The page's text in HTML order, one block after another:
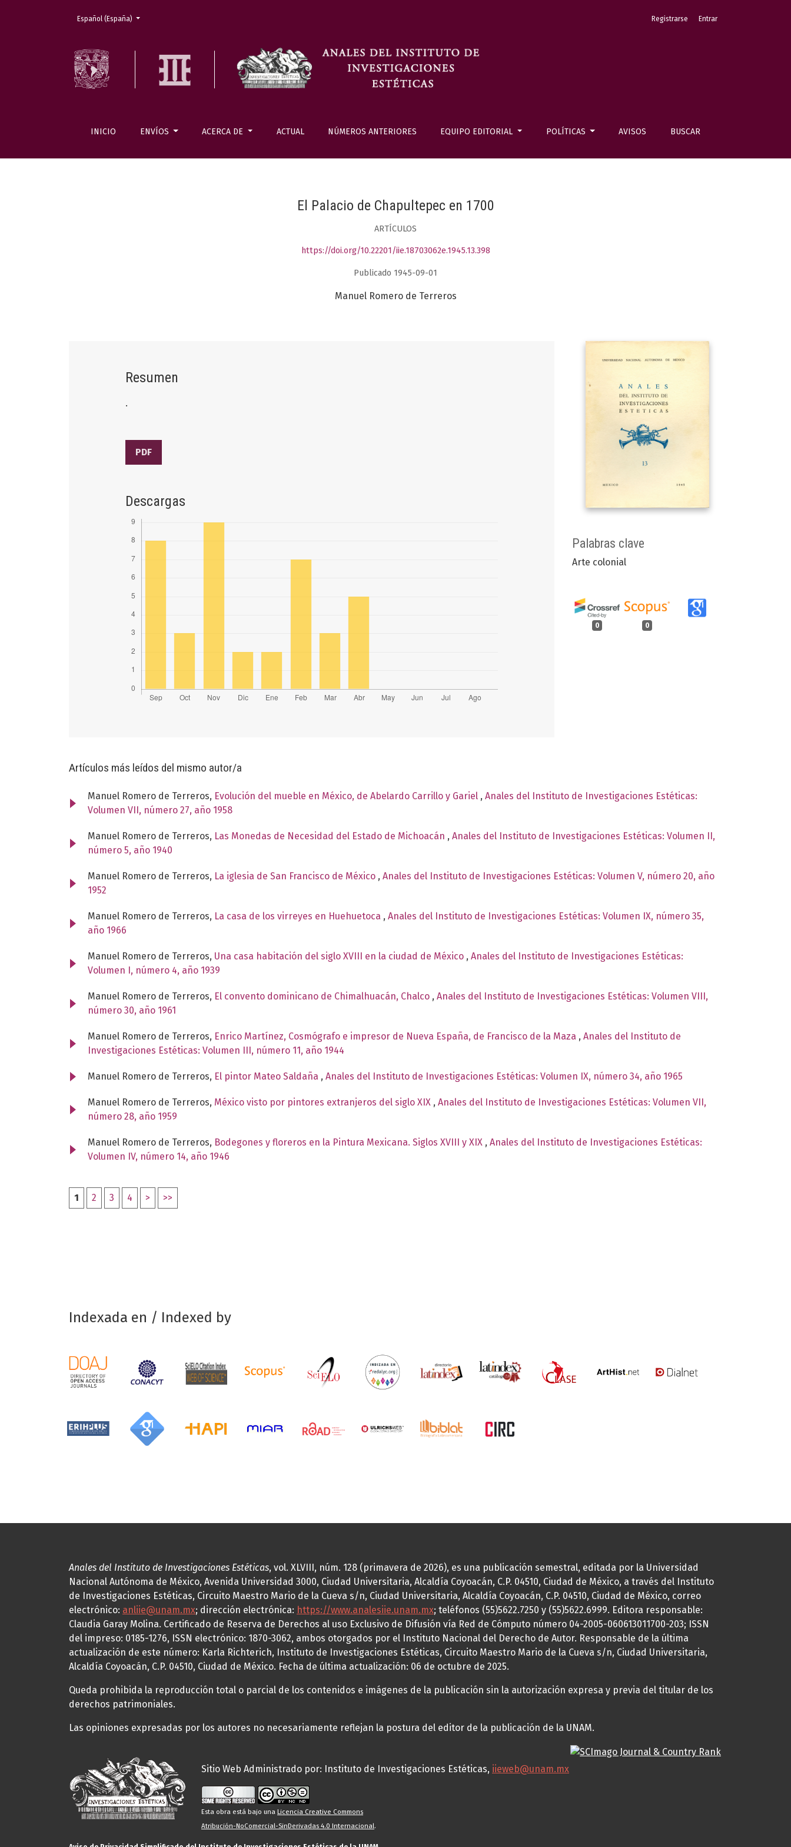
INICIO ENVÍOS ACERCA DE ACTUAL NÚMEROS ANTERIORES EQUIPO EDITORIAL POLÍTICAS AVISOS BUSCAR
Registrarse Entrar
Cambiar el idioma. El actual es:
Español (España)
El Palacio de Chapultepec en 1700
ARTÍCULOS
https://doi.org/10.22201/iie.18703062e.1945.13.398
Publicado 1945-09-01
Manuel Romero de Terreros
Palabras clave
Arte colonial
0 0
Resumen
.
PDF
Descargas
Artículos más leídos del mismo autor/a
Manuel Romero de Terreros, Evolución del mueble en México, de Abelardo Carrillo y Gariel , Anales del Instituto de Investigaciones Estéticas:
Volumen VII, número 27, año 1958
Manuel Romero de Terreros, Las Monedas de Necesidad del Estado de Michoacán , Anales del Instituto de Investigaciones Estéticas: Volumen II,
número 5, año 1940
Manuel Romero de Terreros, La iglesia de San Francisco de México , Anales del Instituto de Investigaciones Estéticas: Volumen V, número 20, año
1952
Manuel Romero de Terreros, La casa de los virreyes en Huehuetoca , Anales del Instituto de Investigaciones Estéticas: Volumen IX, número 35,
año 1966
Manuel Romero de Terreros, Una casa habitación del siglo XVIII en la ciudad de México , Anales del Instituto de Investigaciones Estéticas:
Volumen I, número 4, año 1939
Manuel Romero de Terreros, El convento dominicano de Chimalhuacán, Chalco , Anales del Instituto de Investigaciones Estéticas: Volumen VIII,
número 30, año 1961
Manuel Romero de Terreros, Enrico Martínez, Cosmógrafo e impresor de Nueva España, de Francisco de la Maza , Anales del Instituto de
Investigaciones Estéticas: Volumen III, número 11, año 1944
Manuel Romero de Terreros, El pintor Mateo Saldaña , Anales del Instituto de Investigaciones Estéticas: Volumen IX, número 34, año 1965
Manuel Romero de Terreros, México visto por pintores extranjeros del siglo XIX , Anales del Instituto de Investigaciones Estéticas: Volumen VII,
número 28, año 1959
Manuel Romero de Terreros, Bodegones y floreros en la Pintura Mexicana. Siglos XVIII y XIX , Anales del Instituto de Investigaciones Estéticas:
Volumen IV, número 14, año 1946
1 2 3 4 > >>
Indexada en / Indexed by
Anales del Instituto de Investigaciones Estéticas, vol. XLVIII, núm. 128 (primavera de 2026), es una publicación semestral, editada por la Universidad
Nacional Autónoma de México, Avenida Universidad 3000, Ciudad Universitaria, Alcaldía Coyoacán, C.P. 04510, Ciudad de México, a través del Instituto
de Investigaciones Estéticas, Circuito Maestro Mario de la Cueva s/n, Ciudad Universitaria, Alcaldía Coyoacán, C.P. 04510, Ciudad de México, correo
electrónico: anliie@unam.mx; dirección electrónica: https://www.analesiie.unam.mx; teléfonos (55)5622.7250 y (55)5622.6999. Editora responsable:
Claudia Garay Molina. Certificado de Reserva de Derechos al uso Exclusivo de Difusión vía Red de Cómputo número 04-2005-060613011700-203; ISSN
del impreso: 0185-1276, ISSN electrónico: 1870-3062, ambos otorgados por el Instituto Nacional del Derecho de Autor. Responsable de la última
actualización de este número: Karla Richterich, Instituto de Investigaciones Estéticas, Circuito Maestro Mario de la Cueva s/n, Ciudad Universitaria,
Alcaldía Coyoacán, C.P. 04510, Ciudad de México. Fecha de última actualización: 06 de octubre de 2025.
Queda prohibida la reproducción total o parcial de los contenidos e imágenes de la publicación sin la autorización expresa y previa del titular de los
derechos patrimoniales.
Las opiniones expresadas por los autores no necesariamente reflejan la postura del editor de la publicación de la UNAM.
Sitio Web Administrado por: Instituto de Investigaciones Estéticas, iieweb@unam.mx
Esta obra está bajo una Licencia Creative Commons
Atribución-NoComercial-SinDerivadas 4.0 Internacional.